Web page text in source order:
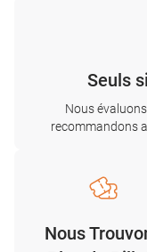
Seuls
Nous
recommandons
Nous